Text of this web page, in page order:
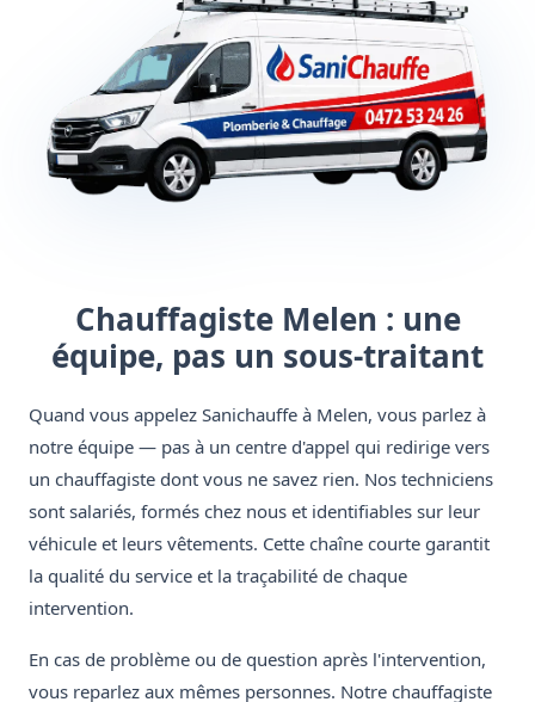
Chauffagiste Melen : une
équipe, pas un sous-traitant
Quand vous appelez Sanichauffe à Melen, vous parlez à
notre équipe — pas à un centre d'appel qui redirige vers
un chauffagiste dont vous ne savez rien. Nos techniciens
sont salariés, formés chez nous et identifiables sur leur
véhicule et leurs vêtements. Cette chaîne courte garantit
la qualité du service et la traçabilité de chaque
intervention.
En cas de problème ou de question après l'intervention,
vous reparlez aux mêmes personnes. Notre chauffagiste